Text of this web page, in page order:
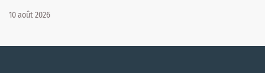
10 août 2026